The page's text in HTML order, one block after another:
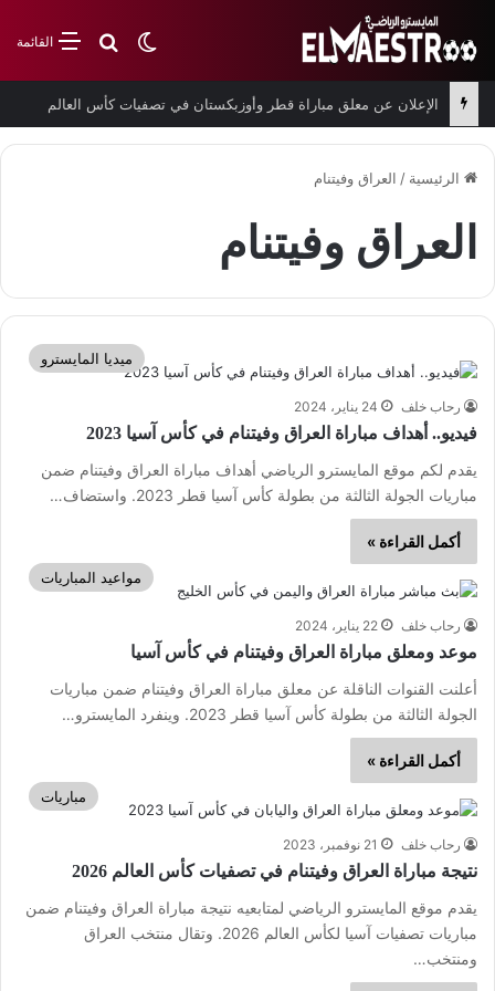
القائمةبحث عن
الوضع المظلم
الإعلان عن معلق مباراة قطر وأوزبكستان في تصفيات كأس العالم
الرئيسية / العراق وفيتنام
العراق وفيتنام
ميديا المايسترو
رحاب خلف 24 يناير، 2024
فيديو.. أهداف مباراة العراق وفيتنام في كأس آسيا 2023
يقدم لكم موقع المايسترو الرياضي أهداف مباراة العراق وفيتنام ضمن
مباريات الجولة الثالثة من بطولة كأس آسيا قطر 2023. واستضاف…
أكمل القراءة »
مواعيد المباريات
رحاب خلف 22 يناير، 2024
موعد ومعلق مباراة العراق وفيتنام في كأس آسيا
أعلنت القنوات الناقلة عن معلق مباراة العراق وفيتنام ضمن مباريات
الجولة الثالثة من بطولة كأس آسيا قطر 2023. وينفرد المايسترو…
أكمل القراءة »
مباريات
رحاب خلف 21 نوفمبر، 2023
نتيجة مباراة العراق وفيتنام في تصفيات كأس العالم 2026
يقدم موقع المايسترو الرياضي لمتابعيه نتيجة مباراة العراق وفيتنام ضمن
مباريات تصفيات آسيا لكأس العالم 2026. وتقال منتخب العراق
ومنتخب…